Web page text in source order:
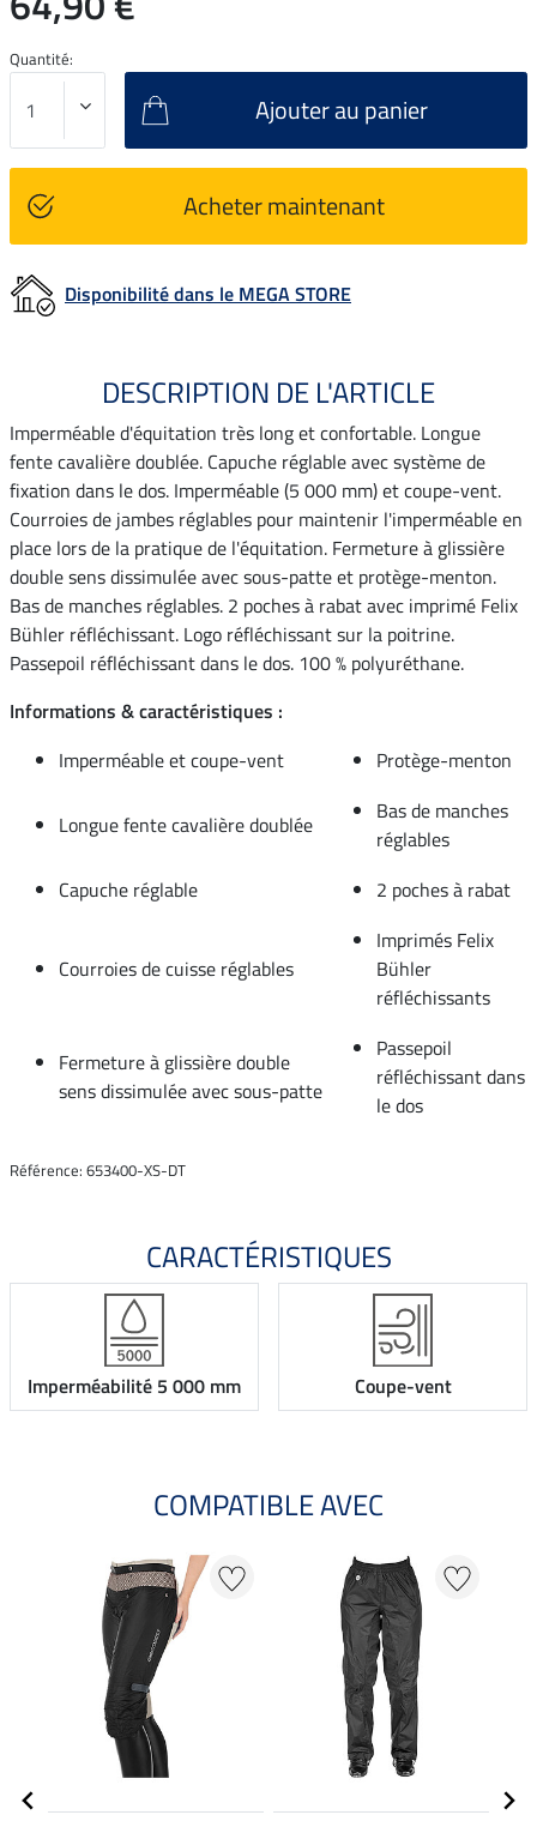
Quantité:
Ajouter au panier
Acheter maintenant
Disponibilité dans le MEGA STORE
DESCRIPTION DE L'ARTICLE
Imperméable d'équitation très long et confortable. Longue
fente cavalière doublée. Capuche réglable avec système de
fixation dans le dos. Imperméable (5 000 mm) et coupe-vent.
Courroies de jambes réglables pour maintenir l'imperméable en
place lors de la pratique de l'équitation. Fermeture à glissière
double sens dissimulée avec sous-patte et protège-menton.
Bas de manches réglables. 2 poches à rabat avec imprimé Felix
Bühler réfléchissant. Logo réfléchissant sur la poitrine.
Passepoil réfléchissant dans le dos. 100 % polyuréthane.
Informations & caractéristiques :
Imperméable et coupe-vent
Protège-menton
Longue fente cavalière doublée
Bas de manches
réglables
Capuche réglable
2 poches à rabat
Courroies de cuisse réglables
Imprimés Felix
Bühler
réfléchissants
Fermeture à glissière double
sens dissimulée avec sous-patte
Passepoil
réfléchissant dans
le dos
Référence: 653400-XS-DT
CARACTÉRISTIQUES
Imperméabilité 5 000 mm Coupe-vent
COMPATIBLE AVEC